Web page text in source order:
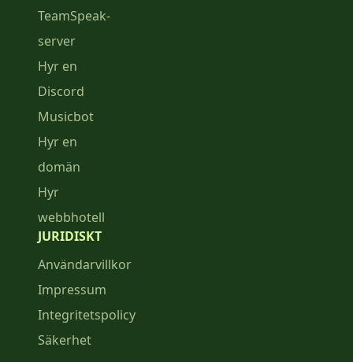
TeamSpeak-
server
Hyr en
Discord
Musicbot
Hyr en
domän
Hyr
webbhotell
JURIDISKT
Användarvillkor
Impressum
Integritetspolicy
Säkerhet